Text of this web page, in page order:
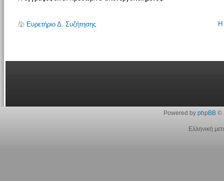
Ευρετήριο Δ. Συζήτησης Η
Powered by phpBB©
Ελληνική